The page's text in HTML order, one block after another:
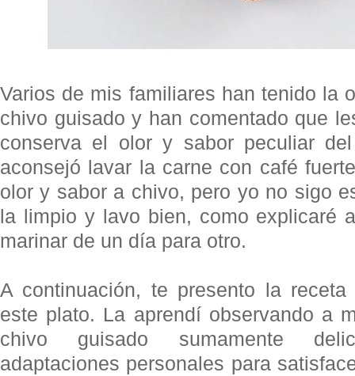
Varios de mis familiares han tenido la
chivo guisado y han comentado que
conserva el olor y sabor peculiar
aconsejó lavar la carne con café
olor y sabor a chivo, pero yo no sigo
la limpio y lavo bien, como explicaré
marinar de un día para otro.
A continuación, te presento la
este plato. La aprendí observando a
chivo guisado sumamente
adaptaciones personales para